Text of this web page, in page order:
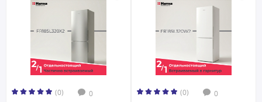
(0) 0 (0) 0